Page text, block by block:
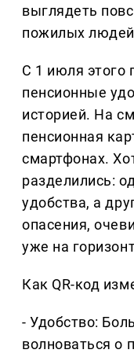
выглядеть
пожилых
С 1 июля этого
пенсионные
историей. На
пенсионная
смартфонах.
разделились:
удобства, а
опасения,
уже на
Как QR-код
- Удобство:
волноваться о